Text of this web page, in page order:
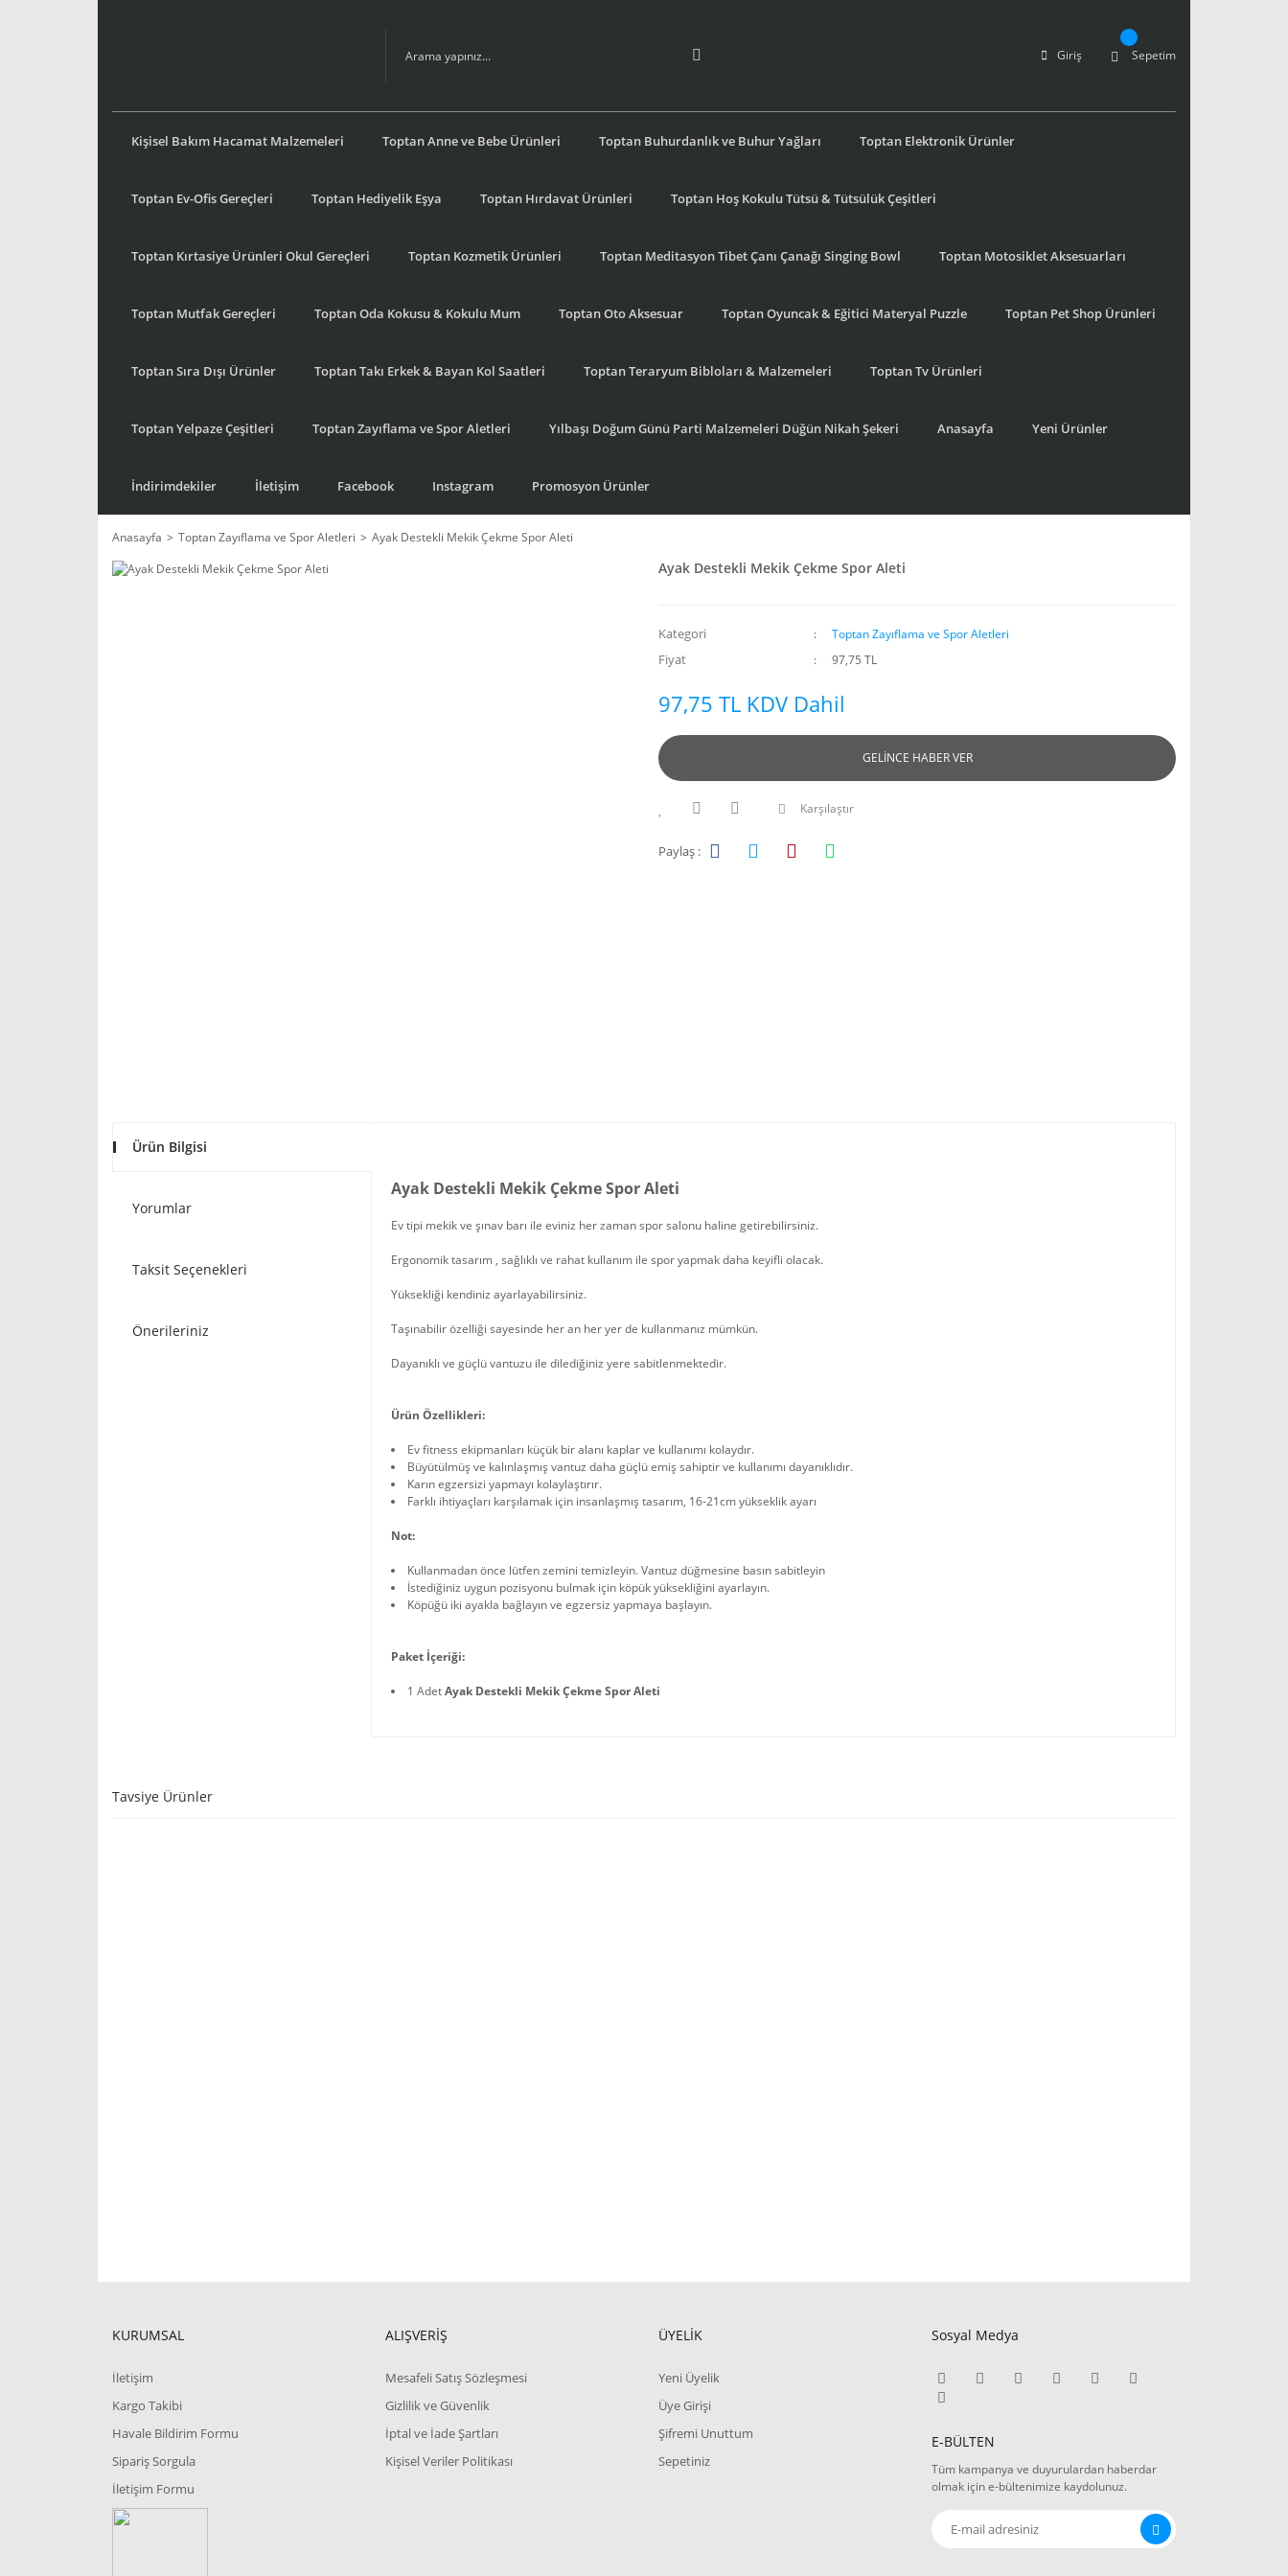
Giriş Sepetim
Kişisel Bakım Hacamat Malzemeleri Toptan Anne ve Bebe Ürünleri Toptan Buhurdanlık ve Buhur Yağları Toptan Elektronik Ürünler
Toptan Ev-Ofis Gereçleri Toptan Hediyelik Eşya Toptan Hırdavat Ürünleri Toptan Hoş Kokulu Tütsü & Tütsülük Çeşitleri
Toptan Kırtasiye Ürünleri Okul Gereçleri Toptan Kozmetik Ürünleri Toptan Meditasyon Tibet Çanı Çanağı Singing Bowl Toptan Motosiklet Aksesuarları
Toptan Mutfak Gereçleri Toptan Oda Kokusu & Kokulu Mum Toptan Oto Aksesuar Toptan Oyuncak & Eğitici Materyal Puzzle Toptan Pet Shop Ürünleri
Toptan Sıra Dışı Ürünler Toptan Takı Erkek & Bayan Kol Saatleri Toptan Teraryum Bibloları & Malzemeleri Toptan Tv Ürünleri
Toptan Yelpaze Çeşitleri Toptan Zayıflama ve Spor Aletleri Yılbaşı Doğum Günü Parti Malzemeleri Düğün Nikah Şekeri Anasayfa Yeni Ürünler
İndirimdekiler İletişim Facebook Instagram Promosyon Ürünler
Anasayfa Toptan Zayıflama ve Spor Aletleri Ayak Destekli Mekik Çekme Spor Aleti
Ayak Destekli Mekik Çekme Spor Aleti
Kategori Toptan Zayıflama ve Spor Aletleri
Fiyat 97,75 TL
97,75 TL KDV Dahil
GELİNCE HABER VER
Karşılaştır
Paylaş :
Ürün Bilgisi
Yorumlar
Taksit Seçenekleri
Önerileriniz
Ayak Destekli Mekik Çekme Spor Aleti
Ev tipi mekik ve şınav barı ile eviniz her zaman spor salonu haline getirebilirsiniz.
Ergonomik tasarım , sağlıklı ve rahat kullanım ile spor yapmak daha keyifli olacak.
Yüksekliği kendiniz ayarlayabilirsiniz.
Taşınabilir özelliği sayesinde her an her yer de kullanmanız mümkün.
Dayanıklı ve güçlü vantuzu ile dilediğiniz yere sabitlenmektedir.
Ürün Özellikleri:
Ev fitness ekipmanları küçük bir alanı kaplar ve kullanımı kolaydır.
Büyütülmüş ve kalınlaşmış vantuz daha güçlü emiş sahiptir ve kullanımı dayanıklıdır.
Karın egzersizi yapmayı kolaylaştırır.
Farklı ihtiyaçları karşılamak için insanlaşmış tasarım, 16-21cm yükseklik ayarı
Not:
Kullanmadan önce lütfen zemini temizleyin. Vantuz düğmesine basın sabitleyin
İstediğiniz uygun pozisyonu bulmak için köpük yüksekliğini ayarlayın.
Köpüğü iki ayakla bağlayın ve egzersiz yapmaya başlayın.
Paket İçeriği:
1 AdetAyak Destekli Mekik Çekme Spor Aleti
Tavsiye Ürünler
KURUMSAL
İletişim
Kargo Takibi
Havale Bildirim Formu
Sipariş Sorgula
İletişim Formu
ALIŞVERİŞ
Mesafeli Satış Sözleşmesi
Gizlilik ve Güvenlik
İptal ve İade Şartları
Kişisel Veriler Politikası
ÜYELİK
Yeni Üyelik
Üye Girişi
Şifremi Unuttum
Sepetiniz
Sosyal Medya
E-BÜLTEN
Tüm kampanya ve duyurulardan haberdar
olmak için e-bültenimize kaydolunuz.